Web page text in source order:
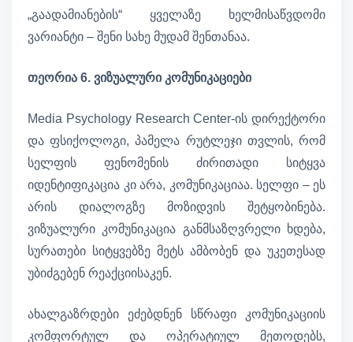
„გაადამიანების“ ყველაზე ხელმისაწვდომი
ვარიანტი – შენი სახე მუდამ შენთანაა.
თეორია 6. ვიზუალური კომუნიკაციები
Media Psychology Research Center-ის დირექტორი
და ფსიქოლოგი, პამელა რუტლეჯი თვლის, რომ
სელფის ფენომენის ძირითადი სიტყვა
იდენტიფიკაცია კი არა, კომუნიკაციაა. სელფი – ეს
არის დიალოგზე მოზიდვის შეტყობინება.
ვიზუალური კომუნიკაცია განმსაზღვრელი ხდება,
სურათები სიტყვებზე მეტს ამბობენ და უკეთესად
უბიძგებენ რეაქციისაკენ.
ახალგაზრდები ეძებდნენ სწრაფი კომუნიკაციის
კომფორტულ და ოპერატიულ მეთოდებს,